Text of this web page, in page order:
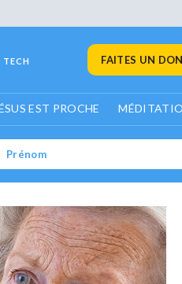
TECH FAITES UN
EST PROCHE